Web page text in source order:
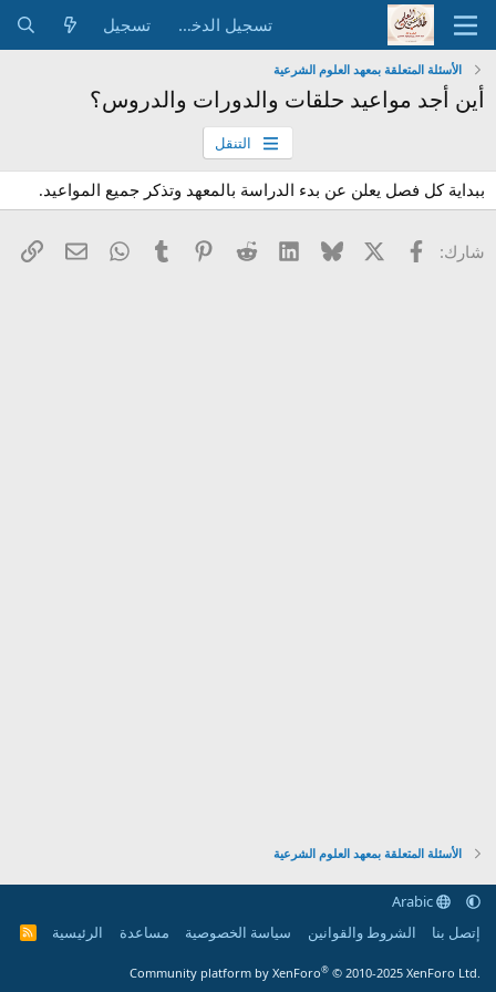
تسجيل الدخول تسجيل
الأسئلة المتعلقة بمعهد العلوم الشرعية
أين أجد مواعيد حلقات والدورات والدروس؟
التنقل
ببداية كل فصل يعلن عن بدء الدراسة بالمعهد وتذكر جميع المواعيد.
شارك: فيسبوك Bluesky
LinkedIn
Reddit
Pinterest
Tumblr
WhatsApp
البريد
الأسئلة المتعلقة بمعهد العلوم الشرعية
Arabic
إتصل بنا
الشروط والقوانين سياسة الخصوصية مساعدة الرئيسية
R
Community platform by XenForo® © 2010-2025 XenForo Ltd.